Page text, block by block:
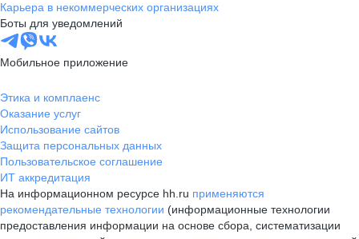
Карьера в некоммерческих организациях
Боты для уведомлений
Мобильное приложение
Этика и комплаенс
Оказание услуг
Использование сайтов
Защита персональных данных
Пользовательское соглашение
ИТ аккредитация
На информационном ресурсе hh.ru применяются
рекомендательные технологии (информационные технологии
предоставления информации на основе сбора, систематизации